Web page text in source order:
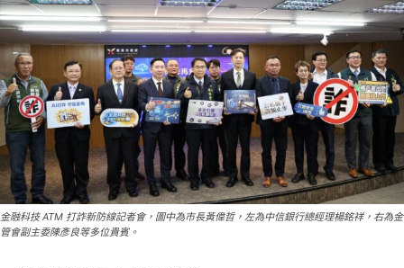
金融科技 ATM 打詐新防線記者會，圖中為市長黃偉哲，左為中信銀行總經理楊銘祥，右為金
管會副主委陳彥良等多位貴賓。